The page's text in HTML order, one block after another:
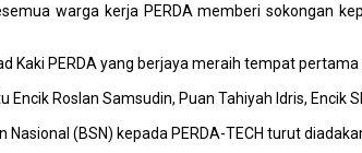
warga kerja PERDA memberi sokongan
Kaki PERDA yang berjaya meraih tempat
Roslan Samsudin, Puan Tahiyah Idris, Encik
(BSN) kepada PERDA-TECH turut